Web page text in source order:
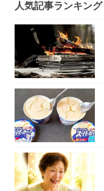
人気記事ランキング